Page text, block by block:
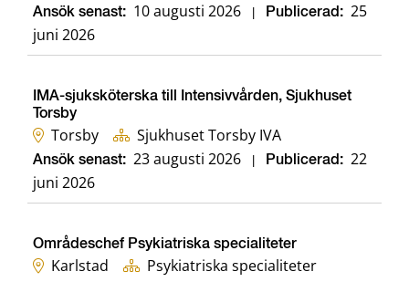
Ansök senast: 10 augusti 2026 Publicerad: 25
juni 2026
IMA-sjuksköterska till Intensivvården, Sjukhuset
Torsby
Torsby Sjukhuset Torsby IVA
Ansök senast: 23 augusti 2026 Publicerad: 22
juni 2026
Områdeschef Psykiatriska specialiteter
Karlstad Psykiatriska specialiteter